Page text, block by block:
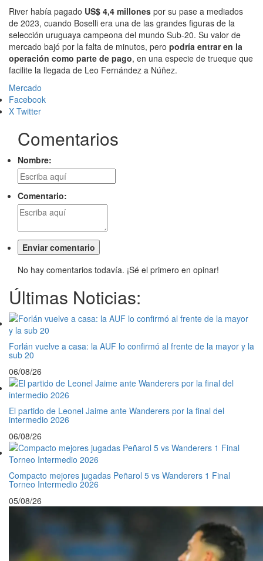
River había pagado US$ 4,4 millones por su pase a mediados
de 2023, cuando Boselli era una de las grandes figuras de la
selección uruguaya campeona del mundo Sub-20. Su valor de
mercado bajó por la falta de minutos, pero podría entrar en la
operación como parte de pago, en una especie de trueque que
facilite la llegada de Leo Fernández a Núñez.
Mercado
Facebook
X Twitter
Comentarios
Nombre:
Comentario:
No hay comentarios todavía. ¡Sé el primero en opinar!
Últimas Noticias:
Forlán vuelve a casa: la AUF lo confirmó al frente de la mayor y la
sub 20
06/08/26
El partido de Leonel Jaime ante Wanderers por la final del
intermedio 2026
06/08/26
Compacto mejores jugadas Peñarol 5 vs Wanderers 1 Final
Torneo Intermedio 2026
05/08/26